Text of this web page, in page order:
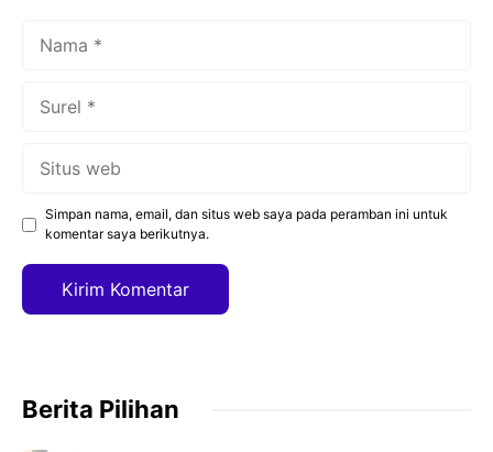
Simpan nama, email, dan situs web saya pada peramban ini untuk
komentar saya berikutnya.
Berita Pilihan